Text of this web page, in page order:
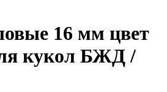
16 мм цвет
кукол БЖД /